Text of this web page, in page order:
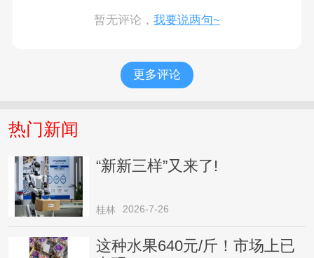
暂无评论， 我要说两句~
更多评论
热门新闻
“新新三样”又来了!
桂林 2026-7-26
这种水果640元/斤！市场上已